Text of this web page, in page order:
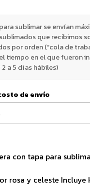
sublimar se envían
que recibimos
por orden (“cola de
tiempo en el que fueron
a 5 días hábiles)
de envío
con tapa para
rosa y celeste Incluye